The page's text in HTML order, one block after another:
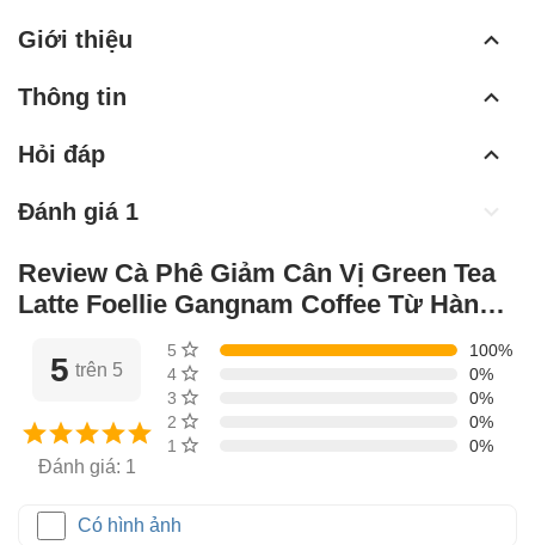
Giới thiệu
Thông tin
Hỏi đáp
Đánh giá 1
Review Cà Phê Giảm Cân Vị Green Tea
Latte Foellie Gangnam Coffee Từ Hàn
Quốc từ những khách đã mua hàng
5 trên 5
Đánh giá: 1
5 sao
100%
4 sao
0%
3 sao
0%
2 sao
0%
1 sao
0%
Có hình ảnh